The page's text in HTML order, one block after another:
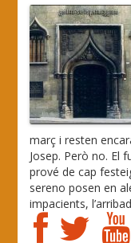
març i resten
Josep. Però no. El
prové de cap
sereno posen en
impacients,